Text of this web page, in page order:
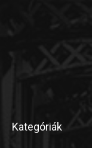
Kategóriák